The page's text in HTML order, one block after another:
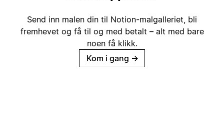
Send inn malen din til Notion-malgalleriet, bli
fremhevet og få til og med betalt – alt med bare
noen få klikk.
Kom i gang →